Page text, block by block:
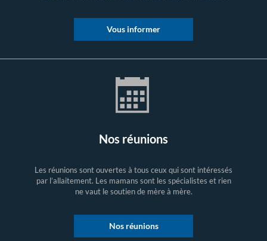
Vous informer
Nos réunions
Les réunions sont ouvertes à tous ceux qui sont intéressés
par l’allaitement. Les mamans sont les spécialistes et rien
ne vaut le soutien de mère à mère.
Nos réunions